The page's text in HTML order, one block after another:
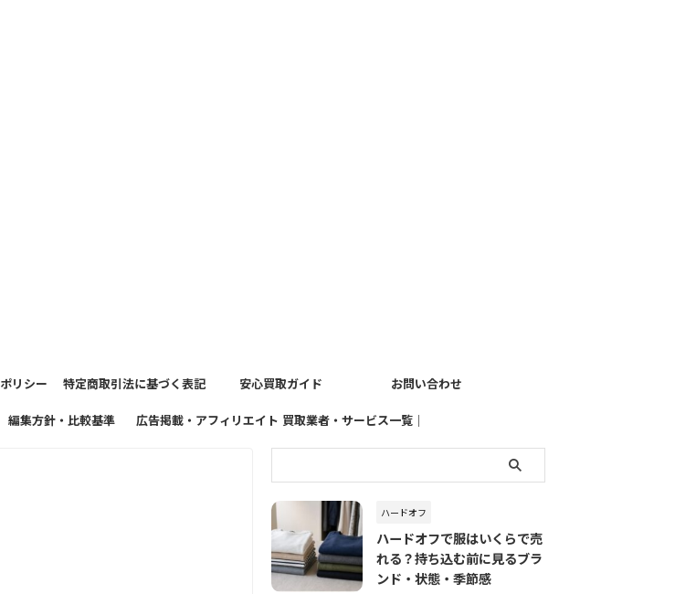
リシー 特定商取引法に基づく表記 安心買取ガイド お問い合わせ
編集方針・比較基準 広告掲載・アフィリエイト 買取業者・サービス一覧｜
ハードオフ
ハードオフで服はいくらで売
れる？持ち込む前に見るブラ
ンド・状態・季節感